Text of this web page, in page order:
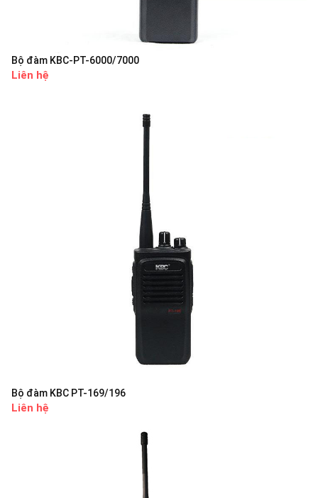
Bộ đàm KBC-PT-6000/7000
Liên hệ
Bộ đàm KBC PT-169/196
Liên hệ